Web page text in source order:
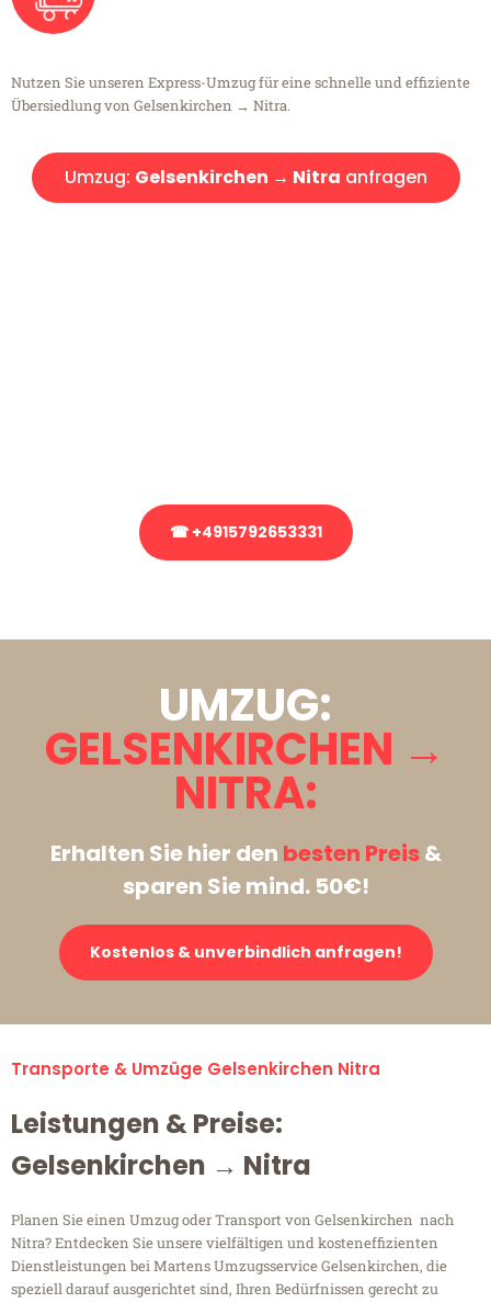
Nutzen Sie unseren Express-Umzug für eine schnelle und effiziente
Übersiedlung von Gelsenkirchen → Nitra.
Umzug: Gelsenkirchen → Nitra anfragen
☎ +4915792653331
UMZUG:
GELSENKIRCHEN →
NITRA:
Erhalten Sie hier den besten Preis&
sparen Sie mind. 50€!
Kostenlos & unverbindlich anfragen!
Transporte & Umzüge Gelsenkirchen Nitra
Leistungen & Preise:
Gelsenkirchen → Nitra
Planen Sie einen Umzug oder Transport von Gelsenkirchen nach
Nitra? Entdecken Sie unsere vielfältigen und kosteneffizienten
Dienstleistungen bei Martens Umzugsservice Gelsenkirchen, die
speziell darauf ausgerichtet sind, Ihren Bedürfnissen gerecht zu